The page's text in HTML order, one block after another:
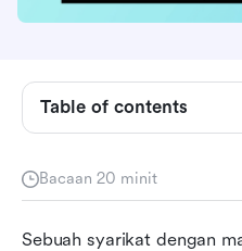
Bacaan 20 minit
Sebuah syarikat dengan
Table of contents
pengurusan pengetahuan
teratas